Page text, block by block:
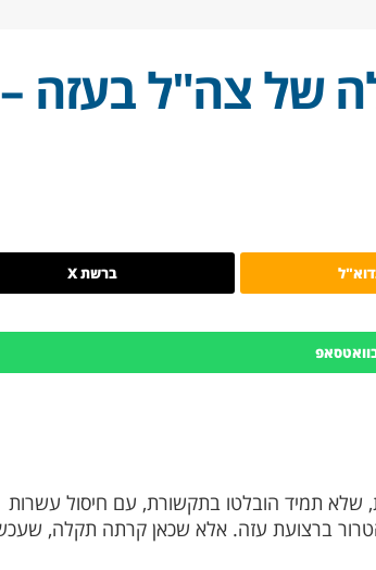
של צה"ל בעזה –
ברשת X
שלא תמיד הובלטו בתקשורת, עם חיסול עשרות
ברצועת עזה. אלא שכאן קרתה תקלה,